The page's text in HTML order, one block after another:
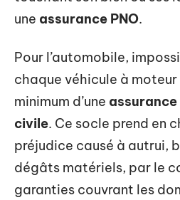
une assurance PNO.
Pour l’automobile,
chaque véhicule à
minimum d’une
civile. Ce socle prend en
préjudice causé à autrui,
dégâts matériels, par le
garanties couvrant les